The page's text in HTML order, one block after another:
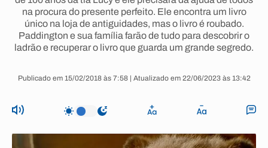
na procura do presente perfeito. Ele encontra um livro
único na loja de antiguidades, mas o livro é roubado.
Paddington e sua família farão de tudo para descobrir o
ladrão e recuperar o livro que guarda um grande segredo.
Publicado em 15/02/2018 às 7:58 | Atualizado em 22/06/2023 às 13:42